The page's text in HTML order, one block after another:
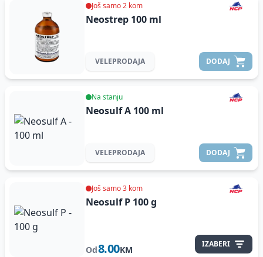
Još samo 2 kom
Neostrep 100 ml
VELEPRODAJA DODAJ
Na stanju
Neosulf A 100 ml
VELEPRODAJA DODAJ
Još samo 3 kom
Neosulf P 100 g
Od8.00KM
IZABERI